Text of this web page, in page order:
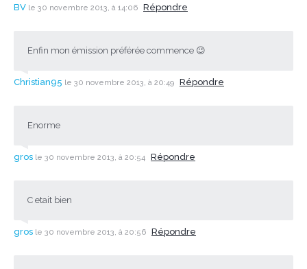
BV le 30 novembre 2013, à 14:06 Répondre
Enfin mon émission préférée commence 😉
Christian95 le 30 novembre 2013, à 20:49 Répondre
Enorme
gros le 30 novembre 2013, à 20:54 Répondre
C etait bien
gros le 30 novembre 2013, à 20:56 Répondre